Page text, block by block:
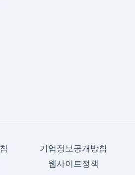
기업정보공개방침
웹사이트정책